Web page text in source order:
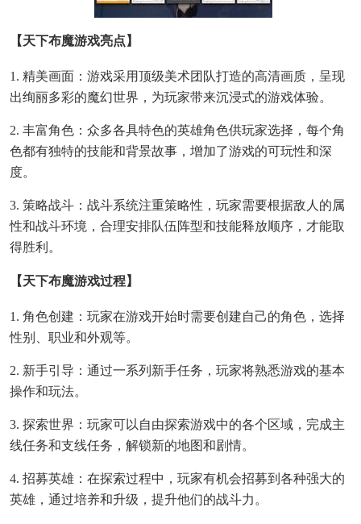
【天下布魔游戏亮点】
1. 精美画面：游戏采用顶级美术团队打造的高清画质，呈现
出绚丽多彩的魔幻世界，为玩家带来沉浸式的游戏体验。
2. 丰富角色：众多各具特色的英雄角色供玩家选择，每个角
色都有独特的技能和背景故事，增加了游戏的可玩性和深
度。
3. 策略战斗：战斗系统注重策略性，玩家需要根据敌人的属
性和战斗环境，合理安排队伍阵型和技能释放顺序，才能取
得胜利。
【天下布魔游戏过程】
1. 角色创建：玩家在游戏开始时需要创建自己的角色，选择
性别、职业和外观等。
2. 新手引导：通过一系列新手任务，玩家将熟悉游戏的基本
操作和玩法。
3. 探索世界：玩家可以自由探索游戏中的各个区域，完成主
线任务和支线任务，解锁新的地图和剧情。
4. 招募英雄：在探索过程中，玩家有机会招募到各种强大的
英雄，通过培养和升级，提升他们的战斗力。